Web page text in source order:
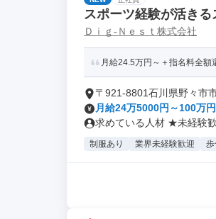
スポーツ経験が活き
Ｄｉｇ‐Ｎｅｓｔ株式会社
月給24.5万円～＋指名料全額
〒921-8801石川県野々市
月給24万5000円～100万円
求めている人材 ★未経験
制服あり 業界未経験歓迎 歩